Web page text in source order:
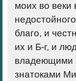
моих во веки
благо, и
их и Б-г, и
владеющими
знатоками